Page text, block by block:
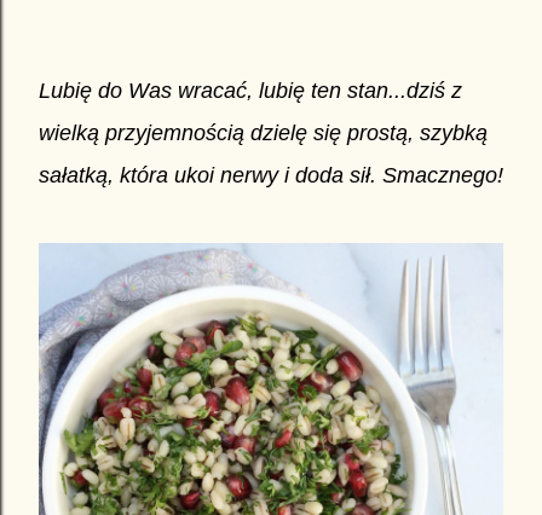
Lubię do Was wracać, lubię ten stan...dziś z
wielką przyjemnością dzielę się prostą, szybką
sałatką, która ukoi nerwy i doda sił. Smacznego!